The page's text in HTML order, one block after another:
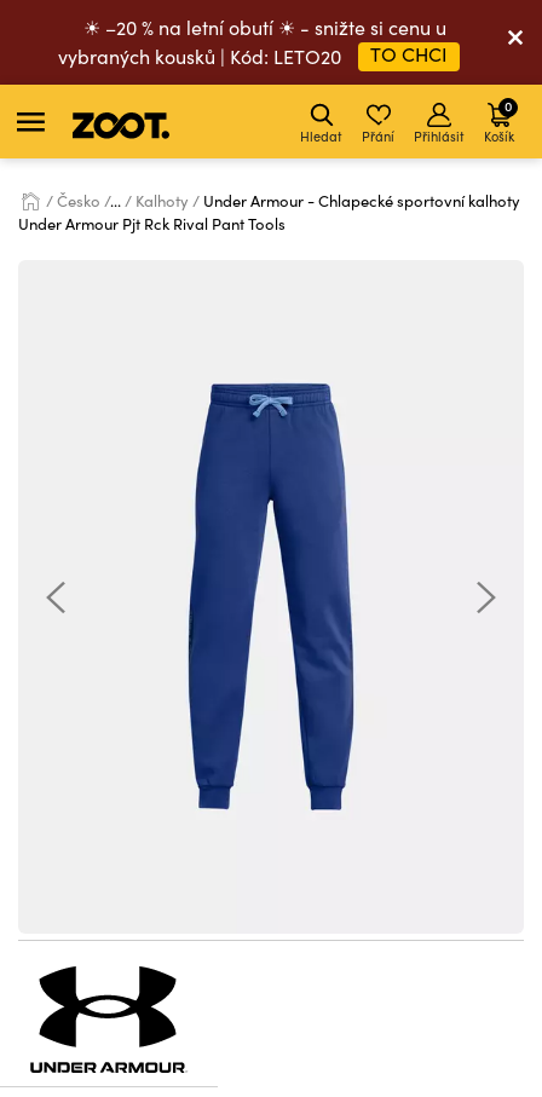
☀ –20 % na letní obutí ☀ - snižte si cenu u
vybraných kousků | Kód: LETO20
TO CHCI
Hledat Přání Přihlásit Košík
0
Česko ... Kalhoty
Under Armour - Chlapecké sportovní kalhoty
Under Armour Pjt Rck Rival Pant Tools